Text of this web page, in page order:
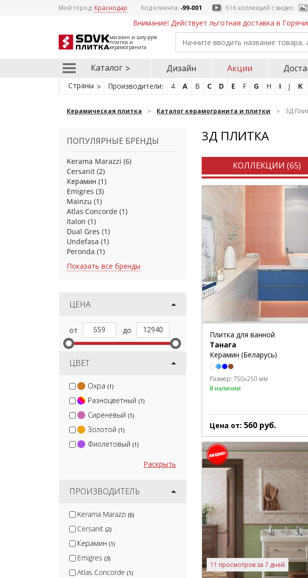
Мой город: Краснодар Код клиента:-99-001 616 коллекций с видео
Внимание! Действует льготная доставка в
магазин и шоу-рум
плитки и
керамогранита
Каталог Дизайн Акции
Страны Производители: 4 A B C D E F G H I J K
Керамическая плитка Каталог керамогранита и плитки 3Д
ПОПУЛЯРНЫЕ БРЕНДЫ
Kerama Marazzi (6)
Cersanit (2)
Керамин (1)
Emigres (3)
Mainzu (1)
Atlas Concorde (1)
Italon (1)
Dual Gres (1)
Undefasa (1)
Peronda (1)
Показать все бренды
ЦЕНА
ЦВЕТ
Охра (1)
Разноцветный (1)
Сиреневый (1)
Золотой (1)
Фиолетовый (1)
Раскрыть
ПРОИЗВОДИТЕЛЬ
Kerama Marazzi (6)
Cersanit (2)
Керамин (1)
Emigres (3)
Atlas Concorde (1)
3Д ПЛИТКА
КОЛЛЕКЦИИ (65)
Плитка для ванной
Танага
Керамин (Беларусь)
Размер: 750x250 мм
В наличии
Цена от: 560 руб.
11 просмотров за 7 дней